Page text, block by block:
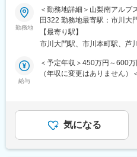
開発第二部には15名が在籍し
バーは5名です。20代から50
ます。
理化学機器の設計経験者はも
得、スキルアップのための資
プします。
メーカーとして、また、研究
に必要な高度先端機器を取り
を行っております。国内だけ
ており、2024年度には過去
研究や試験等で使用される
ます。自社工場を保有してお
す。
ご本人の志向性や適性を考慮
くは「特注品の個別設計部門
ソフトウェア担当とチームを
きます。
・板金、樹脂、成型品などを
・試作・評価業務、および生
勤務地
＜勤務地詳細＞山梨南アルプ
田322 勤務地最寄駅：市川大
能場所あり
【最寄り駅】
市川大門駅、市川本町駅、芦
給与
＜予定年収＞450万円～600
（年収に変更はありません）
前職・経験を考慮の上、同社
金はあくまでも目安の金額で
があります。月給(月額)は固
気になる